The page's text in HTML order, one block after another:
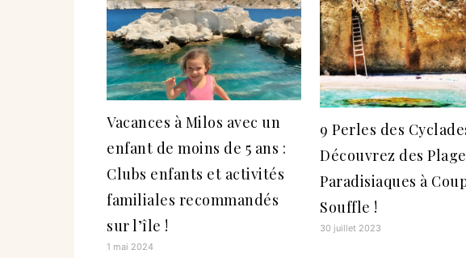
Vacances à Milos avec un
enfant de moins de 5 ans :
Clubs enfants et activités
familiales recommandés
sur l’île !
1 mai 2024
9 Perles des
Découvrez des
Paradisiaques à
Souffle !
30 juillet 2023